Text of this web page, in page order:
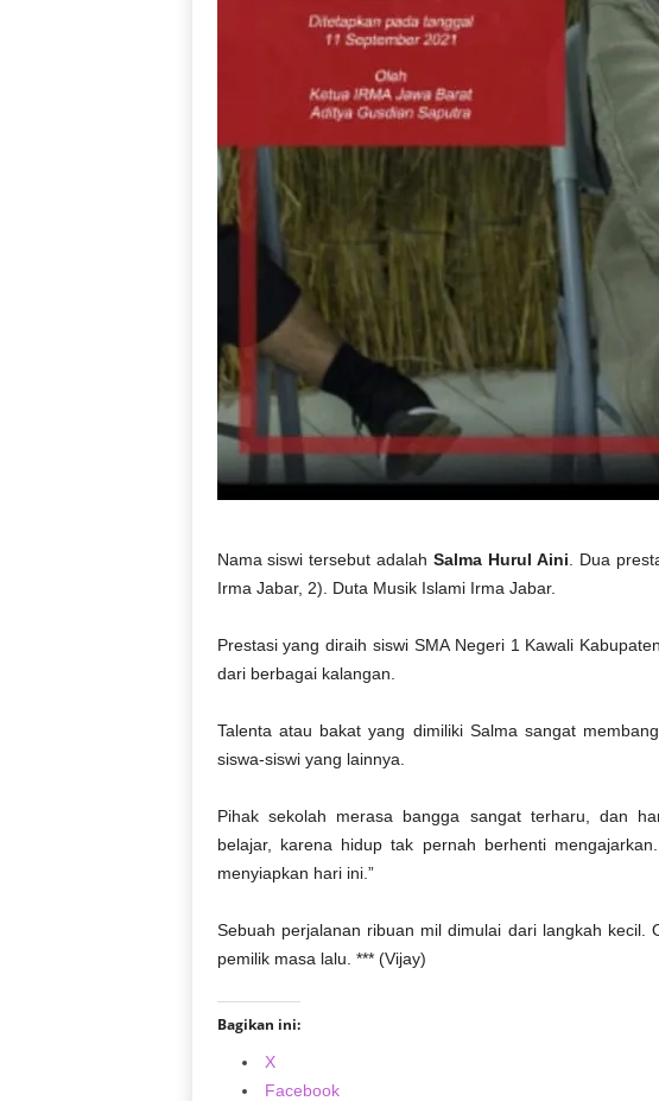
Nama siswi tersebut adalahSalma Hurul Aini . Dua
Irma Jabar, 2). Duta Musik Islami Irma Jabar.
Prestasi yang diraih siswi SMA Negeri 1 Kawali
dari berbagai kalangan.
Talenta atau bakat yang dimiliki Salma sangat
siswa-siswi yang lainnya.
Pihak sekolah merasa bangga sangat terharu, dan
belajar, karena hidup tak pernah berhenti
menyiapkan hari ini.”
Sebuah perjalanan ribuan mil dimulai dari langkah kecil.
pemilik masa lalu. *** (Vijay)
Bagikan ini:
X
Facebook